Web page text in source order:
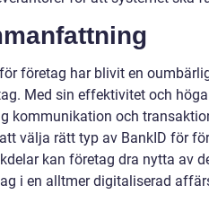
företag har blivit en
Med sin effektivitet och
kommunikation och
välja rätt typ av BankID för
kan företag dra nytta av
i en alltmer digitaliserad